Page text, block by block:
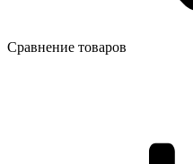
Сравнение товаров